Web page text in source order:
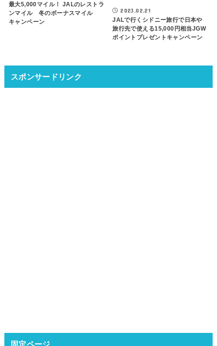
最大5,000マイル！ JALのレストラ
ンマイル 冬のボーナスマイル
キャンペーン
2023.02.21
JALで行くシドニー旅行で日本や
旅行先で使える15,000円相当JGW
ポイントプレゼントキャンペーン
スポンサードリンク
固定ページ